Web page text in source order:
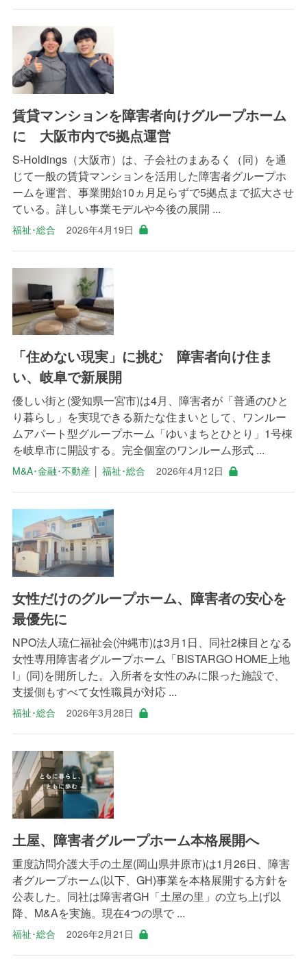
賃貸マンションを障害者向けグループホーム
に 大阪市内で5拠点運営
S-Holdings（大阪市）は、子会社のまあるく（同）を通
じて一般の賃貸マンションを活用した障害者グループホ
ームを運営、事業開始10ヵ月足らずで5拠点まで拡大させ
ている。詳しい事業モデルや今後の展開 ...
福祉･総合 2026年4月19日
「住めない現実」に挑む 障害者向け住ま
い、岐阜で新展開
優しい街と(愛知県一宮市)は4月、障害者が「普通のひと
り暮らし」を実現できる新たな住まいとして、ワンルー
ムアパート型グループホーム「ゆいまちとひとり」1号棟
を岐阜市に開設する。完全個室のワンルーム形式 ...
M&A･金融･不動産│ 福祉･総合 2026年4月12日
女性だけのグループホーム、障害者の安心を
最優先に
NPO法人琉仁福祉会(沖縄市)は3月1日、同社2棟目となる
女性専用障害者グループホーム「BISTARGO HOME上地
I」(同)を開所した。入所者を女性のみに限った施設で、
支援側もすべて女性職員が対応 ...
福祉･総合 2026年3月28日
土屋、障害者グループホーム本格展開へ
重度訪問介護大手の土屋(岡山県井原市)は1月26日、障害
者グループホーム(以下、GH)事業を本格展開する方針を
公表した。同社は障害者GH「土屋の里」の立ち上げ以
降、M&Aを実施。現在4つの県で ...
福祉･総合 2026年2月21日